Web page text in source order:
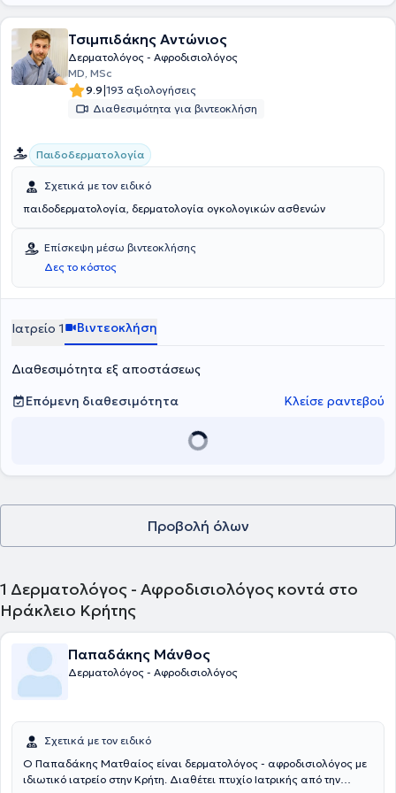
Τσιμπιδάκης Αντώνιος
Δερματολόγος - Αφροδισιολόγος
MD, MSc
9.9|193 αξιολογήσεις
Διαθεσιμότητα για βιντεοκλήση
Παιδοδερματολογία
Σχετικά με τον ειδικό
παιδοδερματολογία, δερματολογία ογκολογικών ασθενών
Επίσκεψη μέσω βιντεοκλήσης
Δες το κόστος
Ιατρείο 1 Βιντεοκλήση
Διαθεσιμότητα εξ αποστάσεως
Επόμενη διαθεσιμότητα
Κλείσε ραντεβού
Προβολή όλων
1 Δερματολόγος - Αφροδισιολόγος κοντά στο
Ηράκλειο Κρήτης
Παπαδάκης Μάνθος
Δερματολόγος - Αφροδισιολόγος
Σχετικά με τον ειδικό
Ο Παπαδάκης Ματθαίος είναι δερματολόγος - αφροδισιολόγος με
ιδιωτικό ιατρείο στην Κρήτη. Διαθέτει πτυχίο Ιατρικής από την